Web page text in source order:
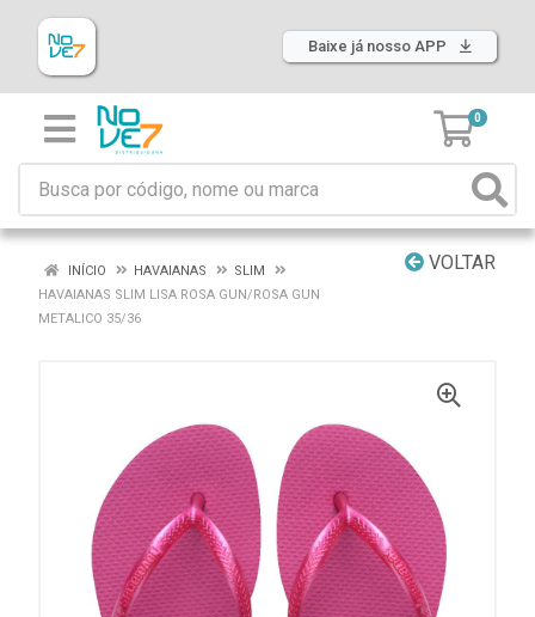
Baixe já nosso APP
0
VOLTAR
INÍCIO HAVAIANAS
SLIM
HAVAIANAS SLIM LISA ROSA GUN/ROSA GUN
METALICO 35/36